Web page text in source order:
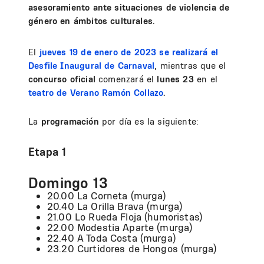
asesoramiento ante situaciones de violencia de
género en ámbitos culturales.
El jueves 19 de enero de 2023 se realizará el
Desfile Inaugural de Carnaval, mientras que el
concurso oficialcomenzará el lunes 23en el
teatro de Verano Ramón Collazo.
La programación por día es la siguiente:
Etapa 1
Domingo 13
20.00 La Corneta (murga)
20.40 La Orilla Brava (murga)
21.00 Lo Rueda Floja (humoristas)
22.00 Modestia Aparte (murga)
22.40 A Toda Costa (murga)
23.20 Curtidores de Hongos (murga)